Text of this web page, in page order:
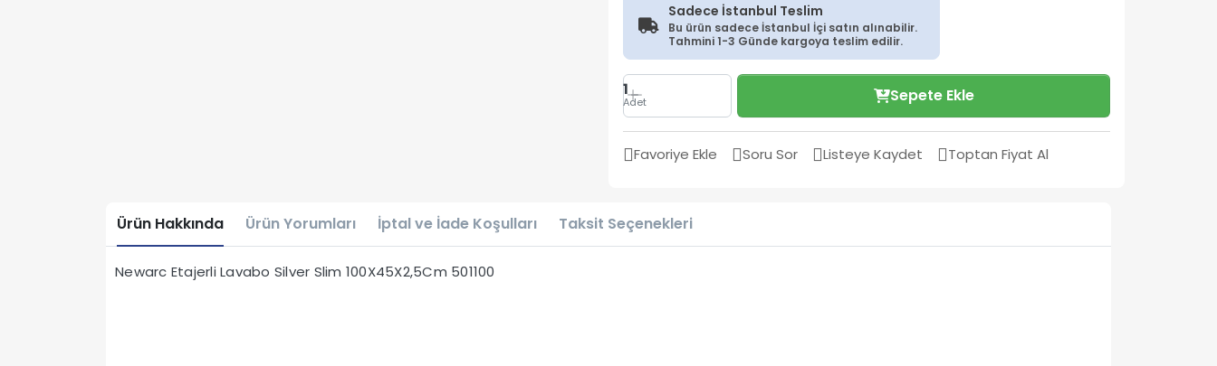
Sadece İstanbul Teslim
Bu ürün sadece İstanbul İçi satın alınabilir.
Tahmini 1-3 Günde kargoya teslim edilir.
1
Adet Sepete Ekle
Favoriye Ekle Soru Sor Listeye Kaydet Toptan Fiyat Al
Ürün Hakkında Ürün Yorumları İptal ve İade Koşulları Taksit Seçenekleri
Newarc Etajerli Lavabo Silver Slim 100X45X2,5Cm 501100